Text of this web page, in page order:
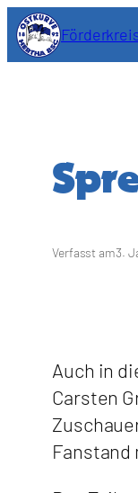
Zum
Inhalt
Verfasst am3.
Auch in
Carsten
Fanstand